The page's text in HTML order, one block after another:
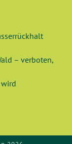
– verboten,